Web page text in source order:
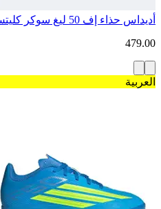
أديداس حذاء إف 50 ليغ سوكر كليتس
479.00
العربية